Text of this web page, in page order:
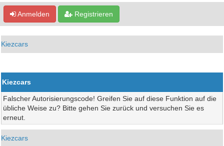
Anmelden Registrieren
Kiezcars
Kiezcars
Falscher Autorisierungscode! Greifen Sie auf diese Funktion auf die
übliche Weise zu? Bitte gehen Sie zurück und versuchen Sie es
erneut.
Kiezcars